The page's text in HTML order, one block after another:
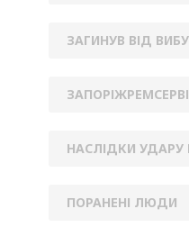
ЗАГИНУВ ВІД
НАСЛІДКИ
ПОРАНЕНІ ЛЮДИ